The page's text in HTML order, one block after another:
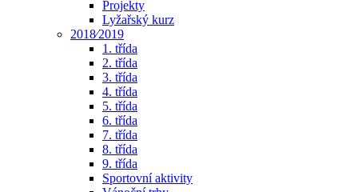
Projekty
Lyžařský kurz
2018⁄2019
1. třída
2. třída
3. třída
4. třída
5. třída
6. třída
7. třída
8. třída
9. třída
Sportovní aktivity